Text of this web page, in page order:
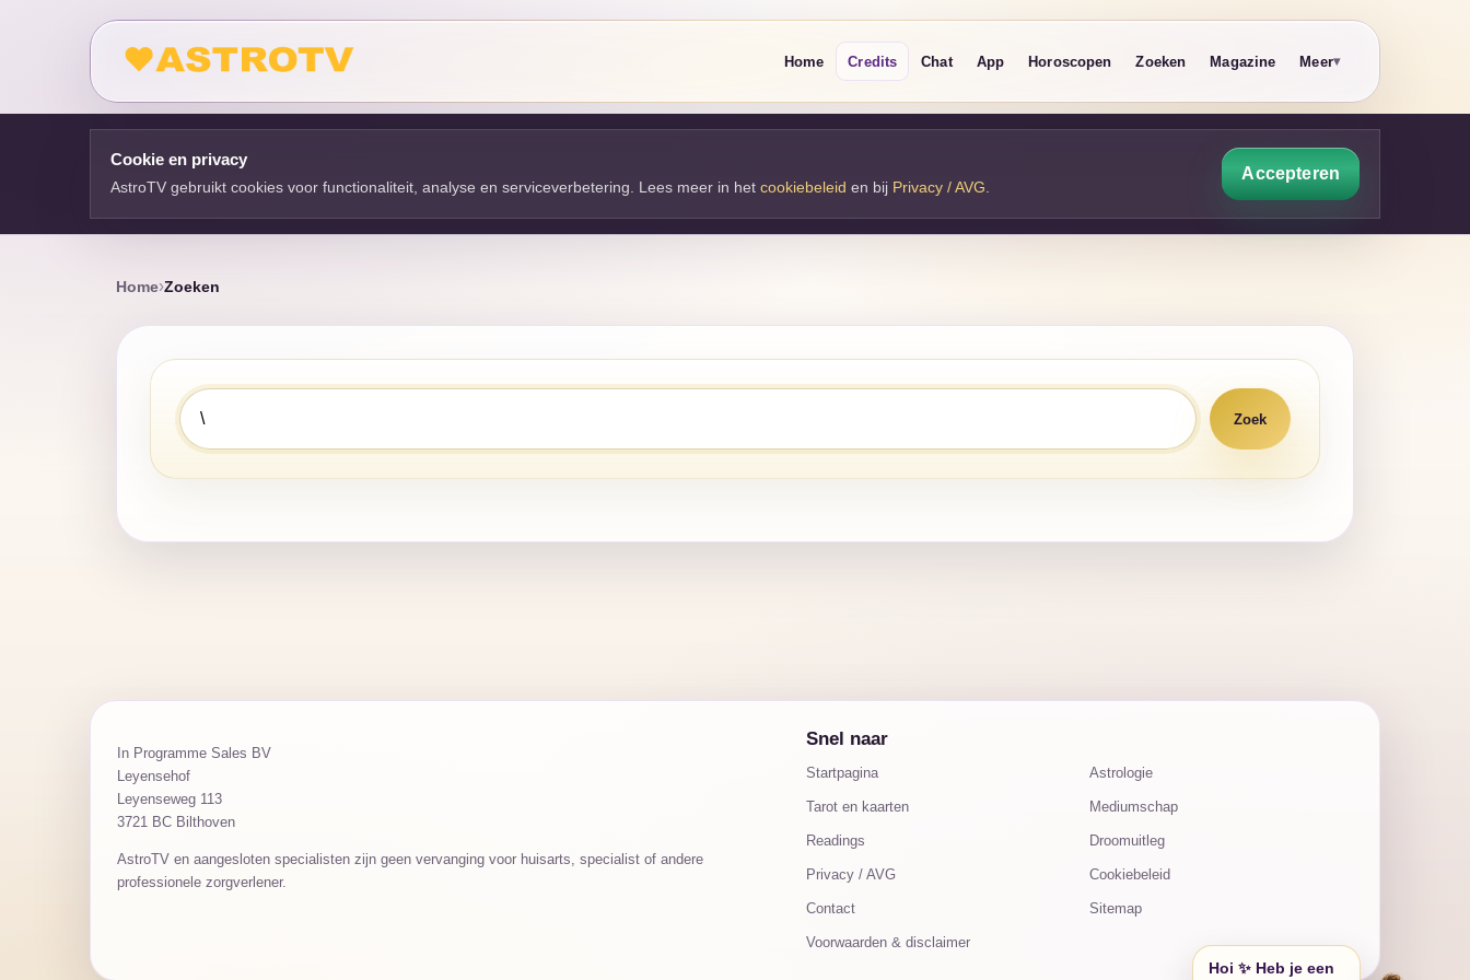
Home Credits Chat App Horoscopen Zoeken Magazine Meer
Cookie en privacy
AstroTV gebruikt cookies voor functionaliteit, analyse en serviceverbetering. Lees meer in het cookiebeleid en bij Privacy / AVG
Accepteren
Home Zoeken
In Programme Sales BV
Leyensehof
Leyenseweg 113
3721 BC Bilthoven
AstroTV en aangesloten specialisten zijn geen vervanging voor huisarts, specialist of andere
professionele zorgverlener.
Snel naar
Startpagina Astrologie
Tarot en kaarten Mediumschap
Readings Droomuitleg
Privacy / AVG Cookiebeleid
Contact Sitemap
Voorwaarden & disclaimer
Hoi ✨ Heb je een